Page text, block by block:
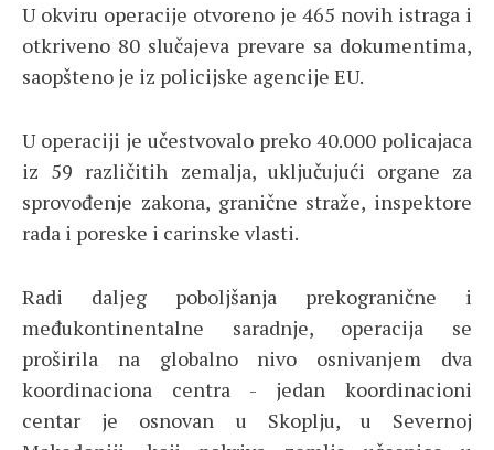
U okviru operacije otvoreno je 465 novih istraga i
otkriveno 80 slučajeva prevare sa dokumentima,
saopšteno je iz policijske agencije EU.
U operaciji je učestvovalo preko 40.000 policajaca
iz 59 različitih zemalja, uključujući organe za
sprovođenje zakona, granične straže, inspektore
rada i poreske i carinske vlasti.
Radi daljeg poboljšanja prekogranične i
međukontinentalne saradnje, operacija se
proširila na globalno nivo osnivanjem dva
koordinaciona centra - jedan koordinacioni
centar je osnovan u Skoplju, u Severnoj